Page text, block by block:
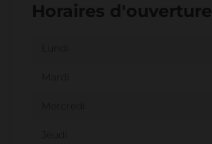
Horaires d'ouverture